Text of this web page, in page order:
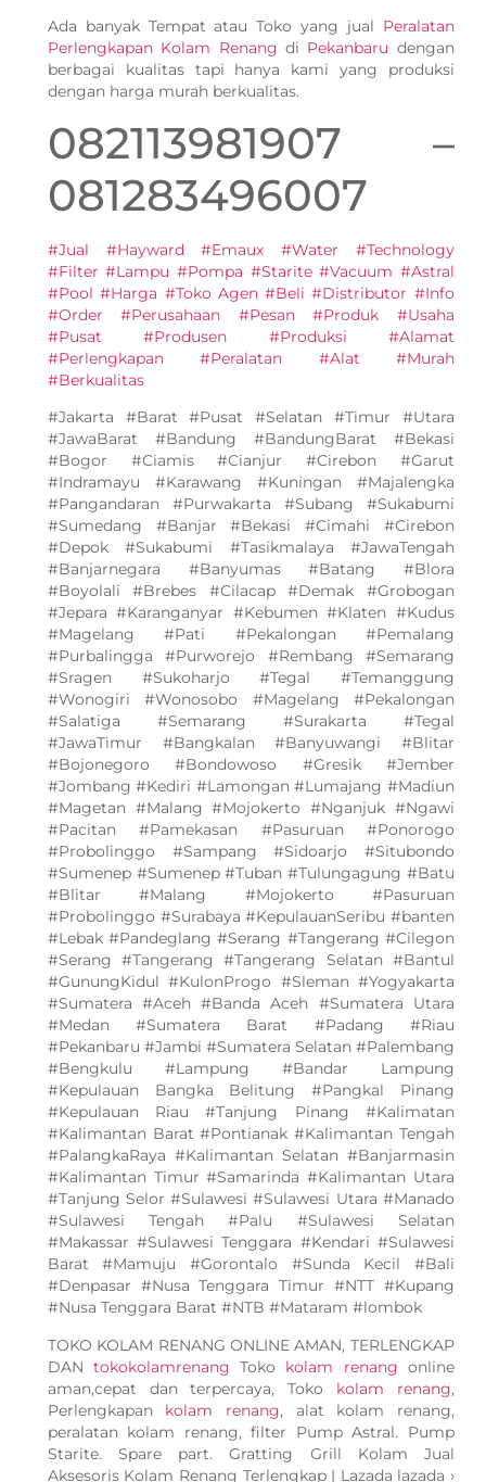
Ada banyak Tempat atau Toko yang jual Peralatan
Perlengkapan Kolam Renang di Pekanbaru dengan
berbagai kualitas tapi hanya kami yang produksi
dengan harga murah berkualitas.
082113981907 –
081283496007
#Jual #Hayward #Emaux #Water #Technology
#Filter #Lampu #Pompa #Starite #Vacuum #Astral
#Pool #Harga #Toko Agen #Beli #Distributor #Info
#Order #Perusahaan #Pesan #Produk #Usaha
#Pusat #Produsen #Produksi #Alamat
#Perlengkapan #Peralatan #Alat #Murah
#Berkualitas
#Jakarta #Barat #Pusat #Selatan #Timur #Utara
#JawaBarat #Bandung #BandungBarat #Bekasi
#Bogor #Ciamis #Cianjur #Cirebon #Garut
#Indramayu #Karawang #Kuningan #Majalengka
#Pangandaran #Purwakarta #Subang #Sukabumi
#Sumedang #Banjar #Bekasi #Cimahi #Cirebon
#Depok #Sukabumi #Tasikmalaya #JawaTengah
#Banjarnegara #Banyumas #Batang #Blora
#Boyolali #Brebes #Cilacap #Demak #Grobogan
#Jepara #Karanganyar #Kebumen #Klaten #Kudus
#Magelang #Pati #Pekalongan #Pemalang
#Purbalingga #Purworejo #Rembang #Semarang
#Sragen #Sukoharjo #Tegal #Temanggung
#Wonogiri #Wonosobo #Magelang #Pekalongan
#Salatiga #Semarang #Surakarta #Tegal
#JawaTimur #Bangkalan #Banyuwangi #Blitar
#Bojonegoro #Bondowoso #Gresik #Jember
#Jombang #Kediri #Lamongan #Lumajang #Madiun
#Magetan #Malang #Mojokerto #Nganjuk #Ngawi
#Pacitan #Pamekasan #Pasuruan #Ponorogo
#Probolinggo #Sampang #Sidoarjo #Situbondo
#Sumenep #Sumenep #Tuban #Tulungagung #Batu
#Blitar #Malang #Mojokerto #Pasuruan
#Probolinggo #Surabaya #KepulauanSeribu #banten
#Lebak #Pandeglang #Serang #Tangerang #Cilegon
#Serang #Tangerang #Tangerang Selatan #Bantul
#GunungKidul #KulonProgo #Sleman #Yogyakarta
#Sumatera #Aceh #Banda Aceh #Sumatera Utara
#Medan #Sumatera Barat #Padang #Riau
#Pekanbaru #Jambi #Sumatera Selatan #Palembang
#Bengkulu #Lampung #Bandar Lampung
#Kepulauan Bangka Belitung #Pangkal Pinang
#Kepulauan Riau #Tanjung Pinang #Kalimatan
#Kalimantan Barat #Pontianak #Kalimantan Tengah
#PalangkaRaya #Kalimantan Selatan #Banjarmasin
#Kalimantan Timur #Samarinda #Kalimantan Utara
#Tanjung Selor #Sulawesi #Sulawesi Utara #Manado
#Sulawesi Tengah #Palu #Sulawesi Selatan
#Makassar #Sulawesi Tenggara #Kendari #Sulawesi
Barat #Mamuju #Gorontalo #Sunda Kecil #Bali
#Denpasar #Nusa Tenggara Timur #NTT #Kupang
#Nusa Tenggara Barat #NTB #Mataram #lombok
TOKO KOLAM RENANG ONLINE AMAN, TERLENGKAP
DANtokokolamrenang Toko kolam renang online
aman,cepat dan terpercaya, Toko kolam renang,
Perlengkapan kolam renang, alat kolam renang,
peralatan kolam renang, filter Pump Astral. Pump
Starite. Spare part. Gratting Grill Kolam Jual
Aksesoris Kolam Renang Terlengkap | Lazada lazada ›